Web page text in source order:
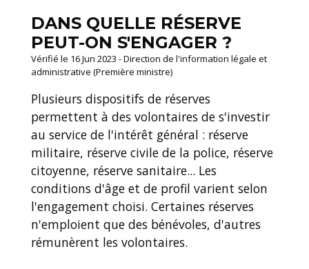
DANS QUELLE RÉSERVE
PEUT-ON S'ENGAGER ?
Vérifié le 16 Jun 2023 - Direction de l'information légale et
administrative (Première ministre)
Plusieurs dispositifs de réserves
permettent à des volontaires de s'investir
au service de l'intérêt général : réserve
militaire, réserve civile de la police, réserve
citoyenne, réserve sanitaire... Les
conditions d'âge et de profil varient selon
l'engagement choisi. Certaines réserves
n'emploient que des bénévoles, d'autres
rémunèrent les volontaires.